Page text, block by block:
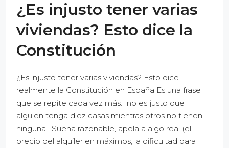
¿Es injusto tener varias
viviendas? Esto dice la
Constitución
¿Es injusto tener varias viviendas? Esto dice
realmente la Constitución en España Es una frase
que se repite cada vez más: "no es justo que
alguien tenga diez casas mientras otros no tienen
ninguna". Suena razonable, apela a algo real (el
precio del alquiler en máximos, la dificultad para